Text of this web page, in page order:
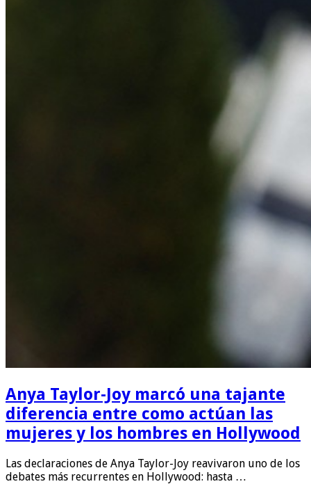
Anya Taylor-Joy marcó una tajante
diferencia entre como actúan las
mujeres y los hombres en Hollywood
Las declaraciones de Anya Taylor-Joy reavivaron uno de los
debates más recurrentes en Hollywood: hasta …